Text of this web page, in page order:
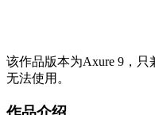
该作品版本为Axure 9，只
无法使用。